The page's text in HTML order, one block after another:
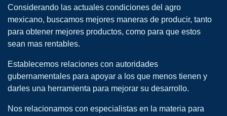
Considerando las actuales condiciones del agro
mexicano, buscamos mejores maneras de producir, tanto
para obtener mejores productos, como para que estos
sean mas rentables.
Establecemos relaciones con autoridades
gubernamentales para apoyar a los que menos tienen y
darles una herramienta para mejorar su desarrollo.
Nos relacionamos con especialistas en la materia para